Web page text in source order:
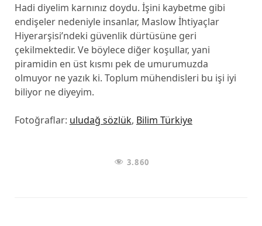
Hadi diyelim karnınız doydu. İşini kaybetme gibi
endişeler nedeniyle insanlar, Maslow İhtiyaçlar
Hiyerarşisi’ndeki güvenlik dürtüsüne geri
çekilmektedir. Ve böylece diğer koşullar, yani
piramidin en üst kısmı pek de umurumuzda
olmuyor ne yazık ki. Toplum mühendisleri bu işi iyi
biliyor ne diyeyim.
Fotoğraflar: uludağ sözlük, Bilim Türkiye
3.860